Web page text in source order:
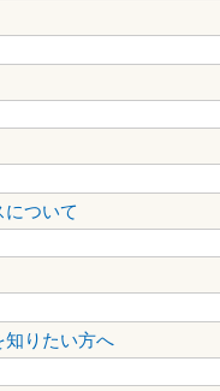
ついて
知りたい方へ